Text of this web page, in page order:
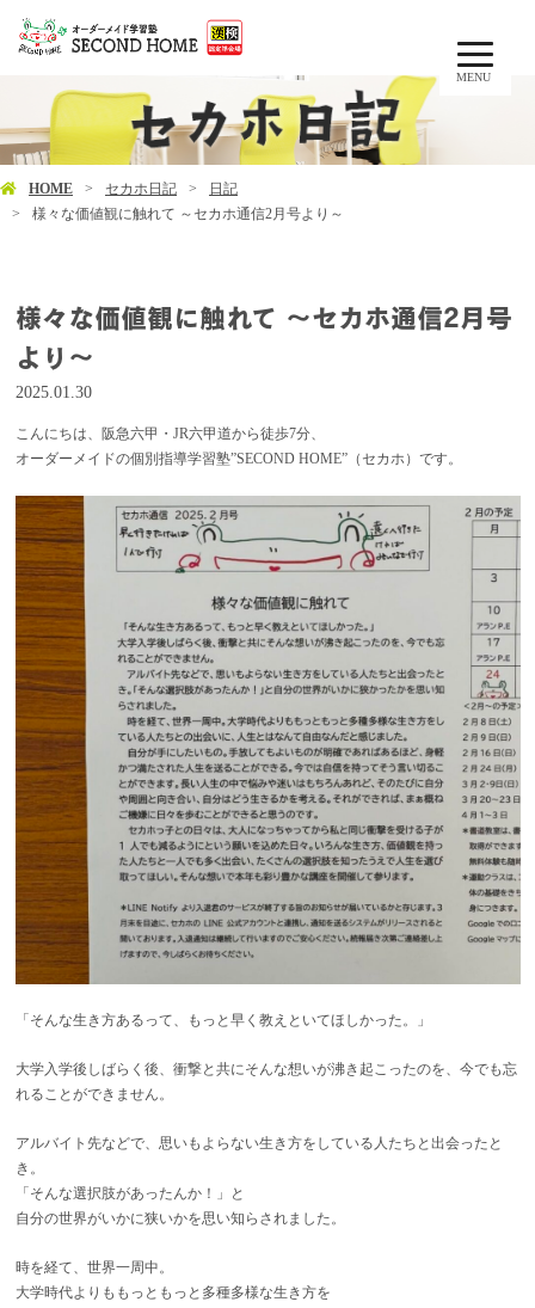
MENU
HOME セカホ日記
日記
様々な価値観に触れて ～セカホ通信2月号より～
様々な価値観に触れて ～セカホ通信2月号
より～
2025.01.30
こんにちは、阪急六甲・JR六甲道から徒歩7分、
オーダーメイドの個別指導学習塾”SECOND HOME”（セカホ）です。
「そんな生き方あるって、もっと早く教えといてほしかった。」
大学入学後しばらく後、衝撃と共にそんな想いが沸き起こったのを、今でも忘
れることができません。
アルバイト先などで、思いもよらない生き方をしている人たちと出会ったと
き。
「そんな選択肢があったんか！」と
自分の世界がいかに狭いかを思い知らされました。
時を経て、世界一周中。
大学時代よりももっともっと多種多様な生き方を